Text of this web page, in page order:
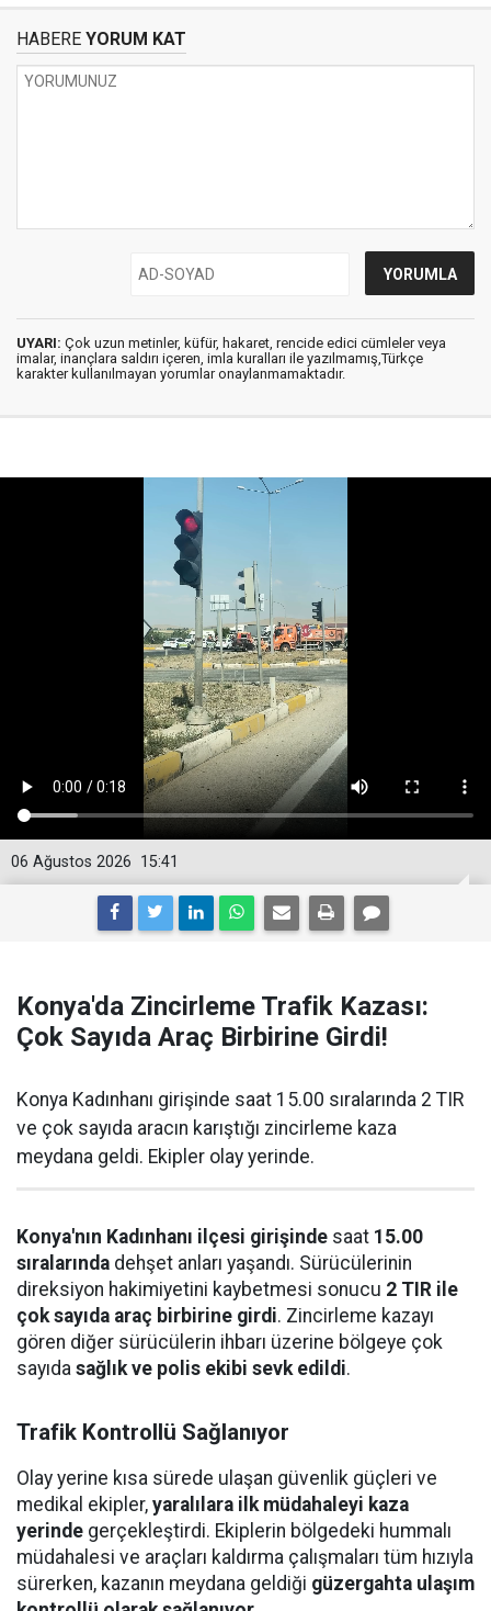
HABERE YORUM KAT
UYARI: Çok uzun metinler, küfür, hakaret, rencide edici cümleler veya
imalar, inançlara saldırı içeren, imla kuralları ile yazılmamış,Türkçe
karakter kullanılmayan yorumlar onaylanmamaktadır.
15:41
06 Ağustos 2026
Konya'da Zincirleme Trafik Kazası:
Çok Sayıda Araç Birbirine Girdi!
Konya Kadınhanı girişinde saat 15.00 sıralarında 2 TIR
ve çok sayıda aracın karıştığı zincirleme kaza
meydana geldi. Ekipler olay yerinde.
Konya'nın Kadınhanı ilçesi girişinde saat 15.00
sıralarında dehşet anları yaşandı. Sürücülerinin
direksiyon hakimiyetini kaybetmesi sonucu 2 TIR ile
çok sayıda araç birbirine girdi. Zincirleme kazayı
gören diğer sürücülerin ihbarı üzerine bölgeye çok
sayıda sağlık ve polis ekibi sevk edildi.
Trafik Kontrollü Sağlanıyor
Olay yerine kısa sürede ulaşan güvenlik güçleri ve
medikal ekipler, yaralılara ilk müdahaleyi kaza
yerinde gerçekleştirdi. Ekiplerin bölgedeki hummalı
müdahalesi ve araçları kaldırma çalışmaları tüm hızıyla
sürerken, kazanın meydana geldiği güzergahta ulaşım